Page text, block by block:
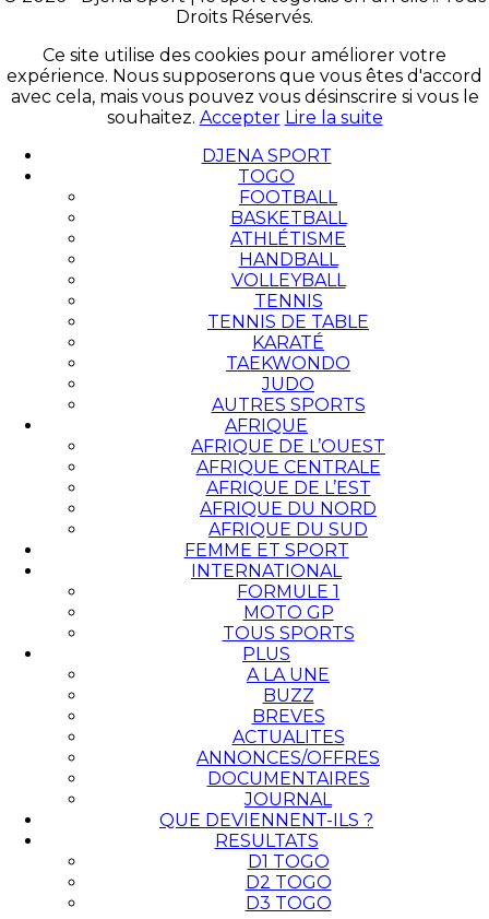
Droits Réservés.
Ce site utilise des cookies pour améliorer votre
expérience. Nous supposerons que vous êtes d'accord
avec cela, mais vous pouvez vous désinscrire si vous le
souhaitez. Accepter Lire la suite
DJENA SPORT
TOGO
FOOTBALL
BASKETBALL
ATHLÉTISME
HANDBALL
VOLLEYBALL
TENNIS
TENNIS DE TABLE
KARATÉ
TAEKWONDO
JUDO
AUTRES SPORTS
AFRIQUE
AFRIQUE DE L’OUEST
AFRIQUE CENTRALE
AFRIQUE DE L’EST
AFRIQUE DU NORD
AFRIQUE DU SUD
FEMME ET SPORT
INTERNATIONAL
FORMULE 1
MOTO GP
TOUS SPORTS
PLUS
A LA UNE
BUZZ
BREVES
ACTUALITES
ANNONCES/OFFRES
DOCUMENTAIRES
JOURNAL
QUE DEVIENNENT-ILS ?
RESULTATS
D1 TOGO
D2 TOGO
D3 TOGO